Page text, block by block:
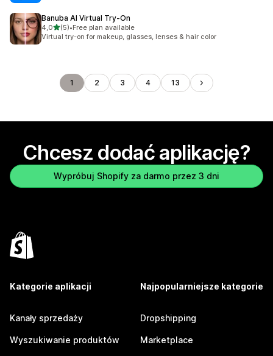
Banuba AI Virtual Try‑On
4,0na 5 gwiazdek
(5)
Łączna liczba recenzji: 5
•Free plan available
Virtual try-on for makeup, glasses, lenses & hair color
1 2 3 4 13
Chcesz dodać aplikację?
Wypróbuj Shopify za darmo przez 3 dni
Kategorie aplikacji
Kanały sprzedaży
Wyszukiwanie produktów
Najpopularniejsze kategorie
Dropshipping
Marketplace